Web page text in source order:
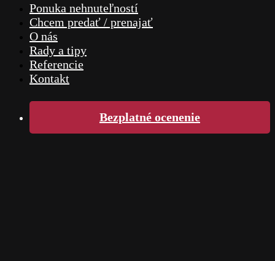
Ponuka nehnuteľností
Chcem predať / prenajať
O nás
Rady a tipy
Referencie
Kontakt
Bezplatné ocenenie